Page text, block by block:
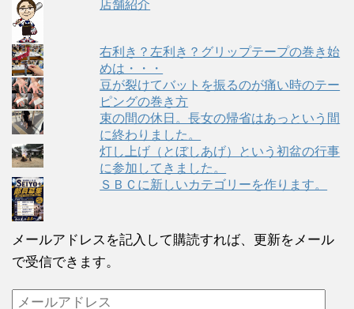
店舗紹介
右利き？左利き？グリップテープの巻き始
めは・・・
豆が裂けてバットを振るのが痛い時のテー
ピングの巻き方
束の間の休日。長女の帰省はあっという間
に終わりました。
灯し上げ（とぼしあげ）という初盆の行事
に参加してきました。
ＳＢＣに新しいカテゴリーを作ります。
メールアドレスを記入して購読すれば、更新をメール
で受信できます。